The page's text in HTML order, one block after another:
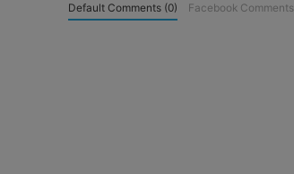
Default Comments (0) Facebook Comments